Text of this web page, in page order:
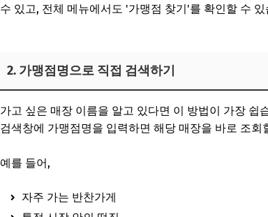
수 있고, 전체 메뉴에서도 '가맹점 찾기'를 확인할 수 있
2. 가맹점명으로 직접 검색하기
가고 싶은 매장 이름을 알고 있다면 이 방법이 가장 쉽
검색창에 가맹점명을 입력하면 해당 매장을 바로 조회
예를 들어,
자주 가는 반찬가게